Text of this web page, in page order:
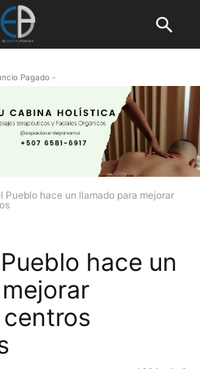
Pagado -
Pueblo hace un llamado para mejorar
hace un